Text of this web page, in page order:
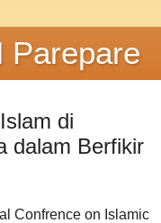
Parepare
di
dalam Berfikir
Confrence on Islamic